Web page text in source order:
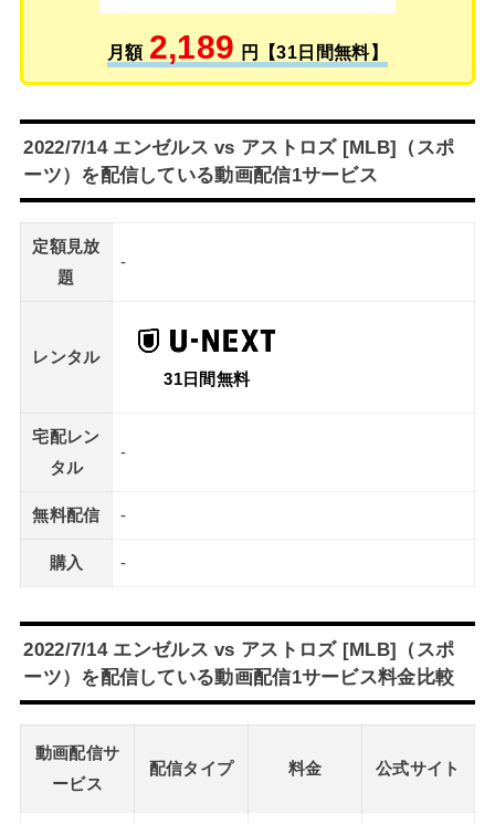
月額 2,189 円【31日間無料】
2022/7/14 エンゼルス vs アストロズ [MLB]（スポ
ーツ）を配信している動画配信1サービス
定額見放
題
-
レンタル
31日間無料
宅配レン
タル
-
無料配信 -
購入 -
2022/7/14 エンゼルス vs アストロズ [MLB]（スポ
ーツ）を配信している動画配信1サービス料金比較
動画配信サ
ービス
配信タイプ 料金 公式サイト